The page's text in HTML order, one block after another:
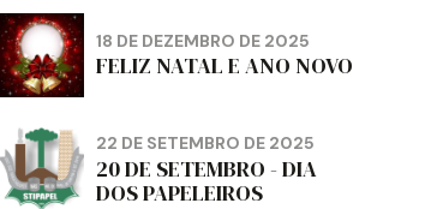
18 DE DEZEMBRO DE 2025
FELIZ NATAL E ANO NOVO
22 DE SETEMBRO DE 2025
20 DE SETEMBRO - DIA
DOS PAPELEIROS